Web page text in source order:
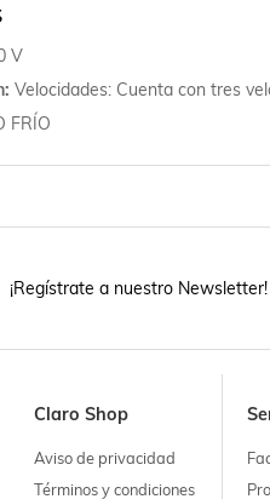
V
Velocidades: Cuenta con tres
FRÍO
¡Regístrate a nuestro Newsletter!
Claro Shop
Aviso de privacidad
Términos y condiciones